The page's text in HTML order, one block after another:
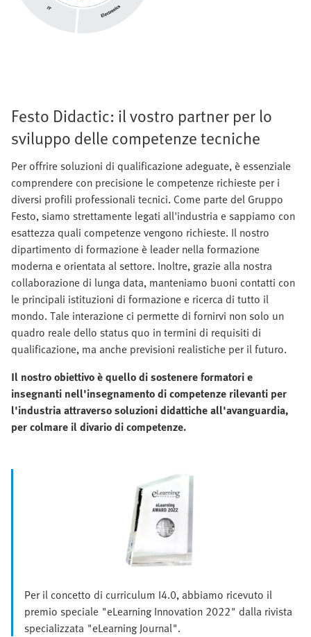
Festo Didactic: il vostro partner per lo
sviluppo delle competenze tecniche
Per offrire soluzioni di qualificazione adeguate, è essenziale
comprendere con precisione le competenze richieste per i
diversi profili professionali tecnici. Come parte del Gruppo
Festo, siamo strettamente legati all'industria e sappiamo con
esattezza quali competenze vengono richieste. Il nostro
dipartimento di formazione è leader nella formazione
moderna e orientata al settore. Inoltre, grazie alla nostra
collaborazione di lunga data, manteniamo buoni contatti con
le principali istituzioni di formazione e ricerca di tutto il
mondo. Tale interazione ci permette di fornirvi non solo un
quadro reale dello status quo in termini di requisiti di
qualificazione, ma anche previsioni realistiche per il futuro.
Il nostro obiettivo è quello di sostenere formatori e
insegnanti nell'insegnamento di competenze rilevanti per
l'industria attraverso soluzioni didattiche all'avanguardia,
per colmare il divario di competenze.
Per il concetto di curriculum I4.0, abbiamo ricevuto il
premio speciale "eLearning Innovation 2022" dalla rivista
specializzata "eLearning Journal".